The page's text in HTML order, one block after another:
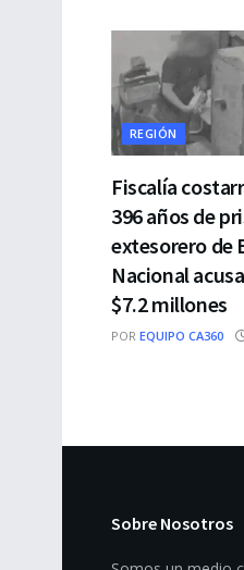
REGIÓN
Fiscalía
396 años de
extesorero de
Nacional
$7.2 millones
POR EQUIPO CA360
Sobre Nosotros